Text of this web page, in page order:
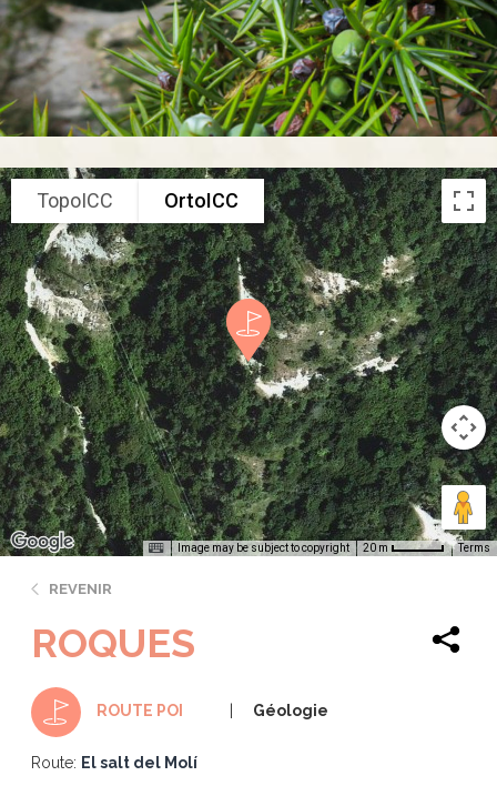
TopoICC OrtoICC
Image may be subject to copyright 20 m Terms
REVENIR
ROQUES
ROUTE POI Géologie
Route: El salt del Molí